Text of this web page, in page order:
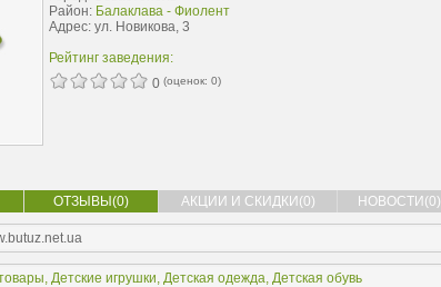
Район: Балаклава - Фиолент
Адрес: ул. Новикова, 3
Рейтинг заведения:
0 (оценок: 0)
ОТЗЫВЫ(0) АКЦИИ И СКИДКИ(0) НОВОСТИ(0)
, Детские игрушки, Детская одежда, Детская обувь